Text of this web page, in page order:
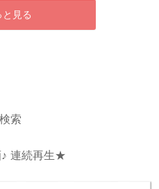
見る
索
連続再生★